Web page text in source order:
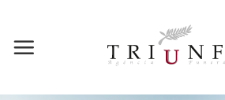
content